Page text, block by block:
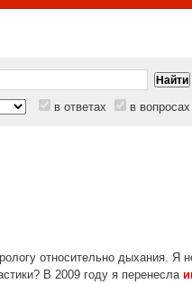
в ответах в вопросах
относительно дыхания. Я
В 2009 году я перенесла